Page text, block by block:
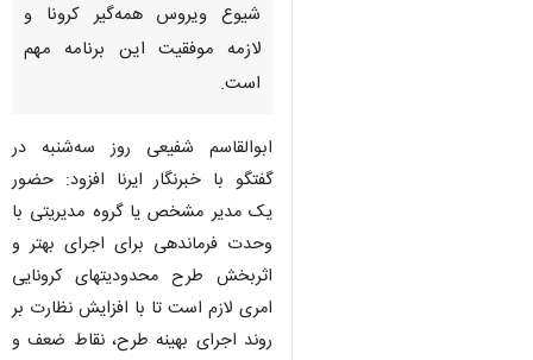
شیوع ویروس همه‌گیر کرونا و
لازمه موفقیت این برنامه مهم
است.
ابوالقاسم شفیعی روز سه‌شنبه در
گفتگو با خبرنگار ایرنا افزود: حضور
یک مدیر مشخص یا گروه مدیریتی با
وحدت فرماندهی برای اجرای بهتر و
اثربخش طرح محدودیتهای کرونایی
امری لازم است تا با افزایش نظارت بر
روند اجرای بهینه طرح، نقاط ضعف و